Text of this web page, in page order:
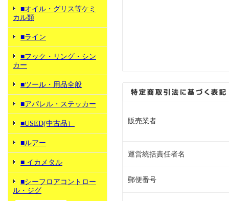
■オイル・グリス等ケミ
カル類
■ライン
■フック・リング・シン
カー
■ツール・用品全般
■アパレル・ステッカー
■USED(中古品）
■ルアー
■ イカメタル
■シーフロアコントロー
ル・ジグ
販売業者
運営統括責任者名
郵便番号